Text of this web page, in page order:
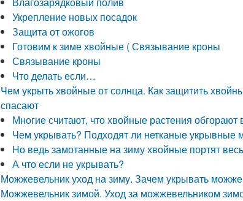
Укрепление новых посадок
Защита от ожогов
Готовим к зиме хвойные ( Связывание кроны
Связывание кроны
Что делать если…
Чем укрыть хвойные от солнца. Как защитить
спасают
Многие считают, что хвойные растения
Чем укрывать? Подходят ли нетканые укрывные
Но ведь замотанные на зиму хвойные портят
А что если не укрывать?
Можжевельник уход на зиму. Зачем укрывать
Можжевельник зимой. Уход за можжевельником